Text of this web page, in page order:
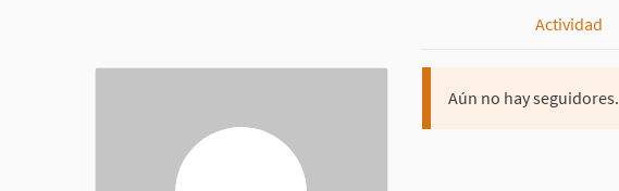
Actividad
Aún no hay seguidores.